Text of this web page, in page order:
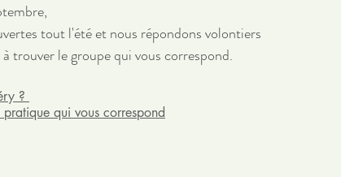
tout l'été et nous répondons volontiers
trouver le groupe qui vous correspond.
?
qui vous correspond